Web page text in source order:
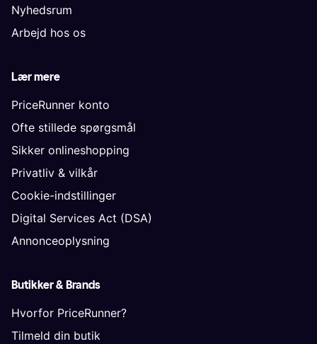
Nyhedsrum
Arbejd hos os
Lær mere
PriceRunner konto
Ofte stillede spørgsmål
Sikker onlineshopping
Privatliv & vilkår
Cookie-indstillinger
Digital Services Act (DSA)
Annonceoplysning
Butikker & Brands
Hvorfor PriceRunner?
Tilmeld din butik